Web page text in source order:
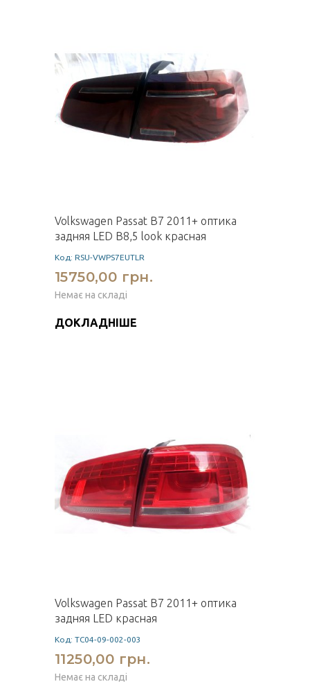
Volkswagen Passat B7 2011+ оптика
задняя LED B8,5 look красная
Код: RSU-VWPS7EUTLR
15750,00 грн.
Немає на складі
ДОКЛАДНІШЕ
Volkswagen Passat B7 2011+ оптика
задняя LED красная
Код: TC04-09-002-003
11250,00 грн.
Немає на складі